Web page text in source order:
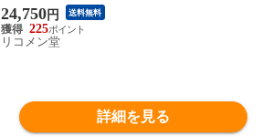
0216.6P3 工事 照明用品 作業灯 照明用品 照
明器具【送料無料】
24,750円 送料無料
225
リコメン堂
詳細を見る